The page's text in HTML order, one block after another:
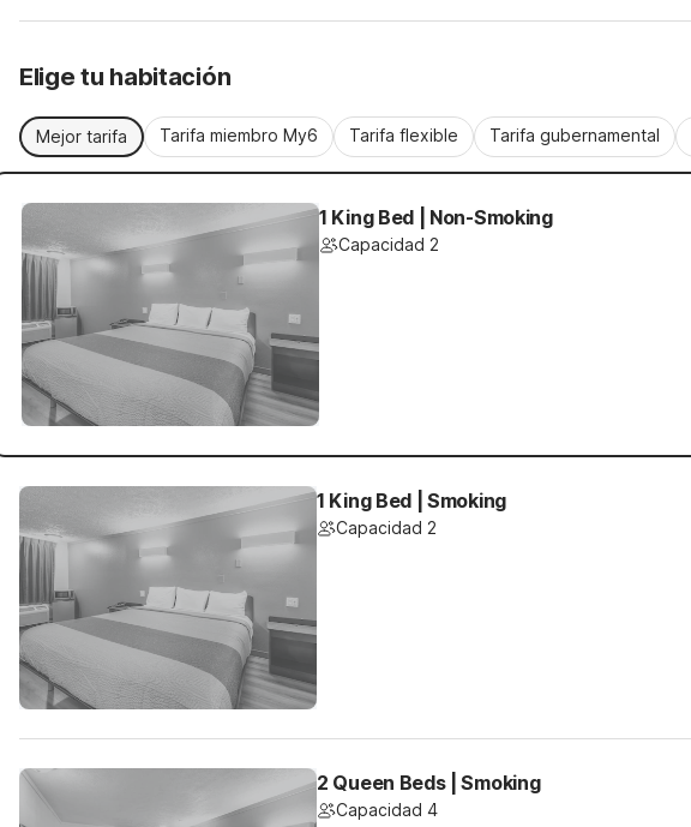
Elige tu habitación
Mejor tarifa Tarifa miembro My6 Tarifa flexible Tarifa gubernamental
1 King Bed | Non-Smoking
Capacidad 2
1 King Bed | Smoking
Capacidad 2
2 Queen Beds | Smoking
Capacidad 4